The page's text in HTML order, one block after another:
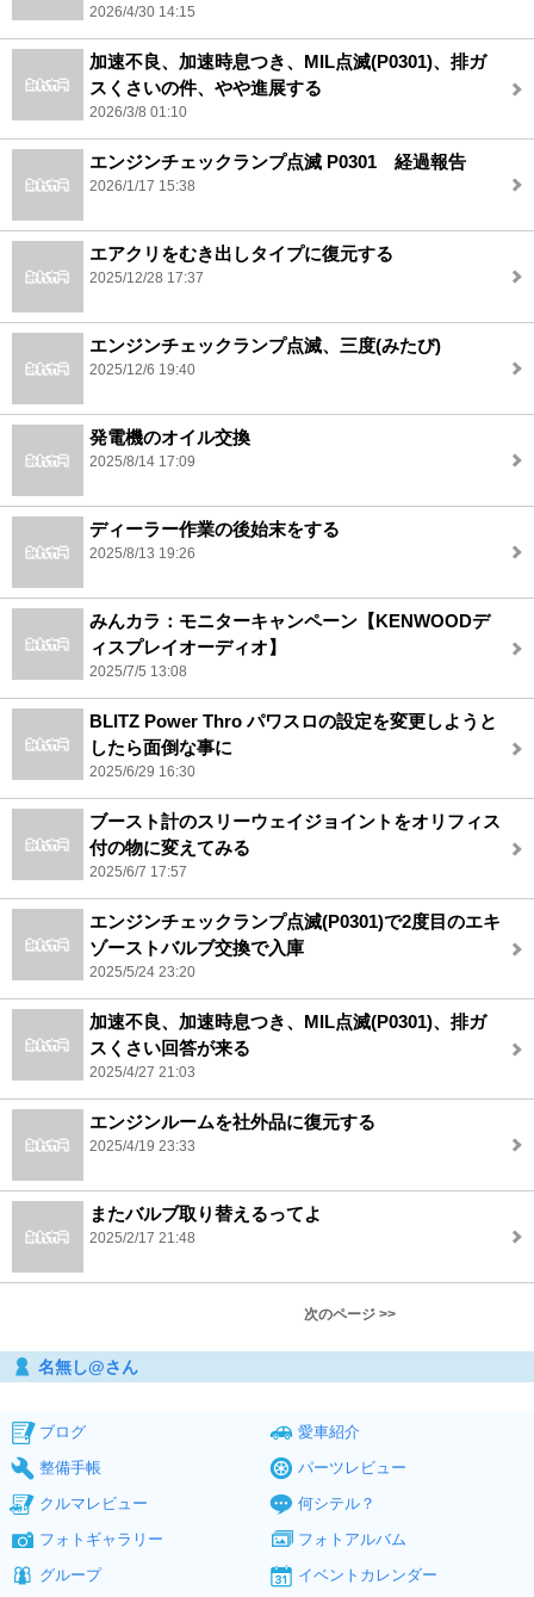
2026/4/30 14:15
加速不良、加速時息つき、MIL点滅(P0301)、排ガ
スくさいの件、やや進展する
2026/3/8 01:10
エンジンチェックランプ点滅 P0301 経過報告
2026/1/17 15:38
エアクリをむき出しタイプに復元する
2025/12/28 17:37
エンジンチェックランプ点滅、三度(みたび)
2025/12/6 19:40
発電機のオイル交換
2025/8/14 17:09
ディーラー作業の後始末をする
2025/8/13 19:26
みんカラ：モニターキャンペーン【KENWOODデ
ィスプレイオーディオ】
2025/7/5 13:08
BLITZ Power Thro パワスロの設定を変更しようと
したら面倒な事に
2025/6/29 16:30
ブースト計のスリーウェイジョイントをオリフィス
付の物に変えてみる
2025/6/7 17:57
エンジンチェックランプ点滅(P0301)で2度目のエキ
ゾーストバルブ交換で入庫
2025/5/24 23:20
加速不良、加速時息つき、MIL点滅(P0301)、排ガ
スくさい回答が来る
2025/4/27 21:03
エンジンルームを社外品に復元する
2025/4/19 23:33
またバルブ取り替えるってよ
2025/2/17 21:48
次のページ >>
名無し@さん
ブログ
愛車紹介
整備手帳
パーツレビュー
クルマレビュー
何シテル？
フォトギャラリー
フォトアルバム
グループ
イベントカレンダー